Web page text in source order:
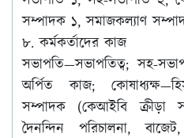
সম্পাদক ১, সমাজকল্যাণ
৮. কর্মকর্তাদের কাজ
সভাপতি—সভাপতিত্ব; সহ-
অর্পিত কাজ;
সম্পাদক (কেআইবি ক্রীড়া
দৈনন্দিন পরিচালনা,